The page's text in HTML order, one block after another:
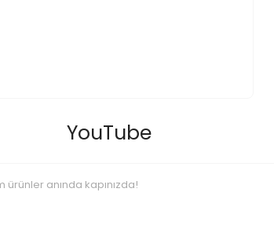
YouTube
anında kapınızda!